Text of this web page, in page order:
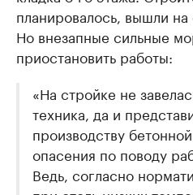
планировалось, вышли на
Но внезапные сильные
приостановить работы:
«На стройке не
техника, да и
производству
опасения по поводу
Ведь, согласно